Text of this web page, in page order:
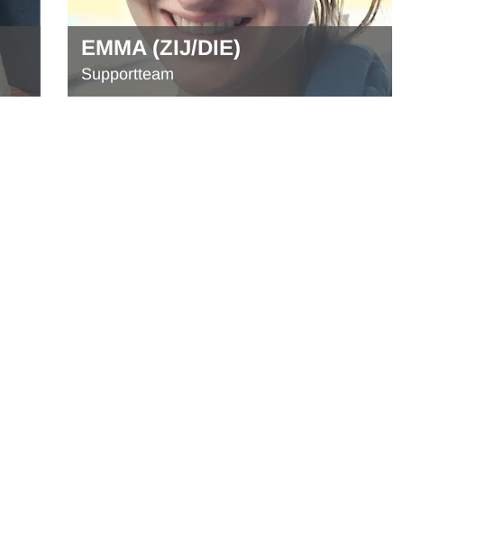
EMMA (ZIJ/DIE)
Supportteam